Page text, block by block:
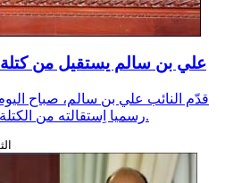
علي بن سالم يستقيل من كتلة
رسميا اِستقالته من الكتلة النيابية لحركة نداء تونس.